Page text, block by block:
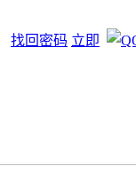
找回密码 立即